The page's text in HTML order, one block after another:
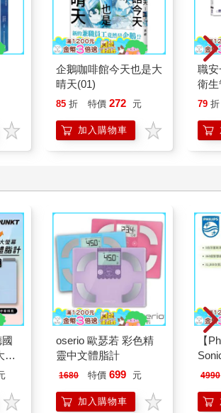
企鵝咖啡館今天也是大
晴天(01)
85 折 特價 272 元
加入購物車
職
衛
攻略
79 折
國
螢
oserio 歐瑟若 彩色精
靈中文體脂計
1680 特價 699 元
加入購物車
【
波
4990